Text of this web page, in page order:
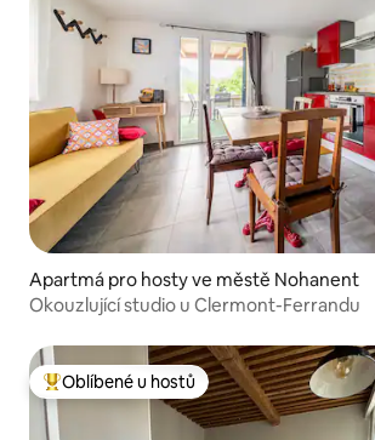
Apartmá pro hosty ve městě Nohanent
Okouzlující studio u Clermont-Ferrandu
Nejlepší v kategorii Oblíbené u hostů
Oblíbené u hostů